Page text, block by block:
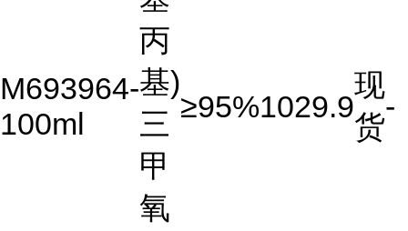
M693964-
100ml
丙
基)
三
甲
氧
≥95%1029.9
现
货
-